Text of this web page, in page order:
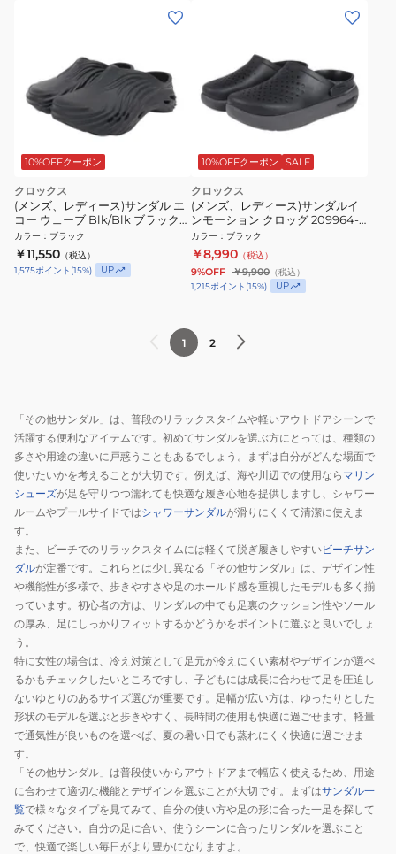
10%OFFクーポン
クロックス
(メンズ、レディース)サンダル エ
コー ウェーブ Blk/Blk ブラック
210521-060 スポーツサンダル
カラー ： ブラック
￥11,550 （税込）
1,575ポイント (15%) UP
10%OFFクーポン SALE
クロックス
(メンズ、レディース)サンダルイ
ンモーション クロッグ 209964-
001
カラー ： ブラック
￥8,990 （税込）
9%OFF ￥9,900（税込）
1,215ポイント (15%) UP
1 2
「その他サンダル」は、普段のリラックスタイムや軽いアウトドアシーンで
活躍する便利なアイテムです。初めてサンダルを選ぶ方にとっては、種類の
多さや用途の違いに戸惑うこともあるでしょう。まずは自分がどんな場面で
使いたいかを考えることが大切です。例えば、海や川辺での使用なら マリン
シューズが足を守りつつ濡れても快適な履き心地を提供しますし、シャワー
ルームやプールサイドではシャワーサンダルが滑りにくくて清潔に使えま
す。
また、ビーチでのリラックスタイムには軽くて脱ぎ履きしやすいビーチサン
ダルが定番です。これらとは少し異なる「その他サンダル」は、デザイン性
や機能性が多様で、歩きやすさや足のホールド感を重視したモデルも多く揃
っています。初心者の方は、サンダルの中でも足裏のクッション性やソール
の厚み、足にしっかりフィットするかどうかをポイントに選ぶと良いでしょ
う。
特に女性の場合は、冷え対策として足元が冷えにくい素材やデザインが選べ
るかもチェックしたいところですし、子どもには成長に合わせて足を圧迫し
ないゆとりのあるサイズ選びが重要です。足幅が広い方は、ゆったりとした
形状のモデルを選ぶと歩きやすく、長時間の使用も快適に過ごせます。軽量
で通気性が良いものを選べば、夏の暑い日でも蒸れにくく快適に過ごせま
す。
「その他サンダル」は普段使いからアウトドアまで幅広く使えるため、用途
に合わせて適切な機能とデザインを選ぶことが大切です。まずはサンダル一
覧で様々なタイプを見てみて、自分の使い方や足の形に合った一足を探して
みてください。自分の足に合い、使うシーンに合ったサンダルを選ぶこと
で、快適で楽しい毎日がより豊かになりますよ。